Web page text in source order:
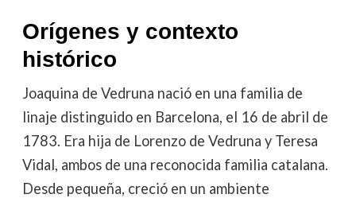
Orígenes y contexto
histórico
Joaquina de Vedruna nació en una familia de
linaje distinguido en Barcelona, el 16 de abril de
1783. Era hija de Lorenzo de Vedruna y Teresa
Vidal, ambos de una reconocida familia catalana.
Desde pequeña, creció en un ambiente